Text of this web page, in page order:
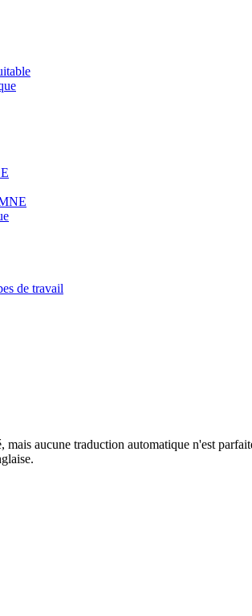
de travail
aucune traduction automatique n'est